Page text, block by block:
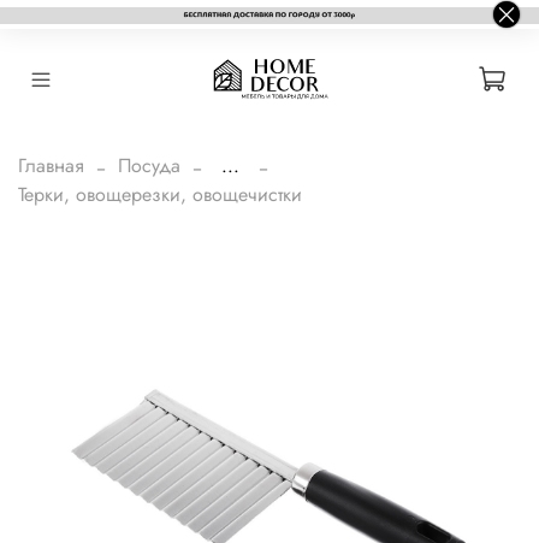
Главная Посуда
...
Терки, овощерезки, овощечистки